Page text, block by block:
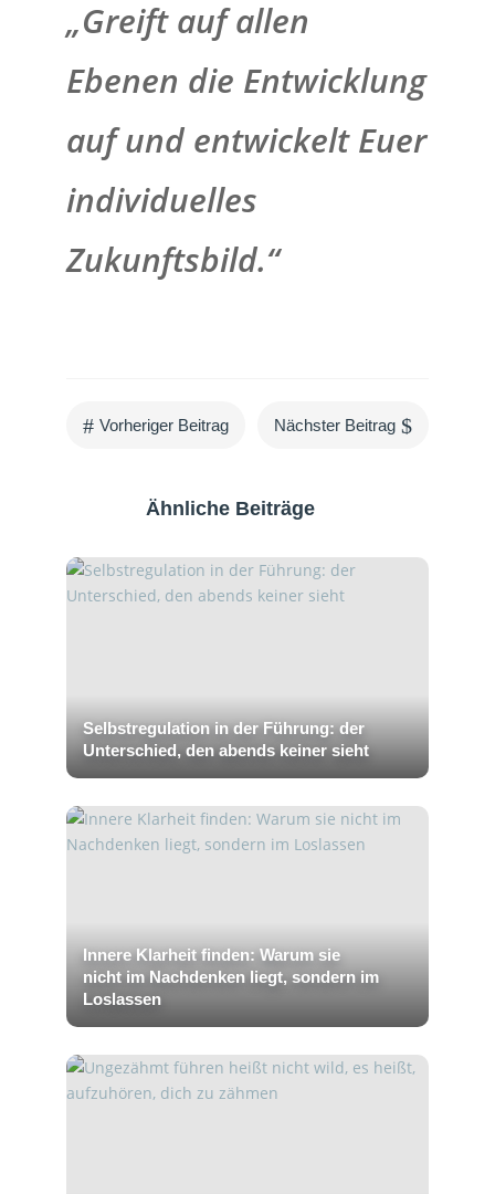
„Greift auf allen
Ebenen die Entwicklung
auf und entwickelt Euer
individuelles
Zukunftsbild.“
# Vorheriger Beitrag Nächster Beitrag $
Ähnliche Beiträge
Selbstregulation in der Führung: der
Unterschied, den abends keiner sieht
Innere Klarheit finden: Warum sie
nicht im Nachdenken liegt, sondern im
Loslassen